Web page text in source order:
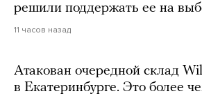
решили поддержать ее на
11 часов назад
Атакован очередной склад
в Екатеринбурге. Это более